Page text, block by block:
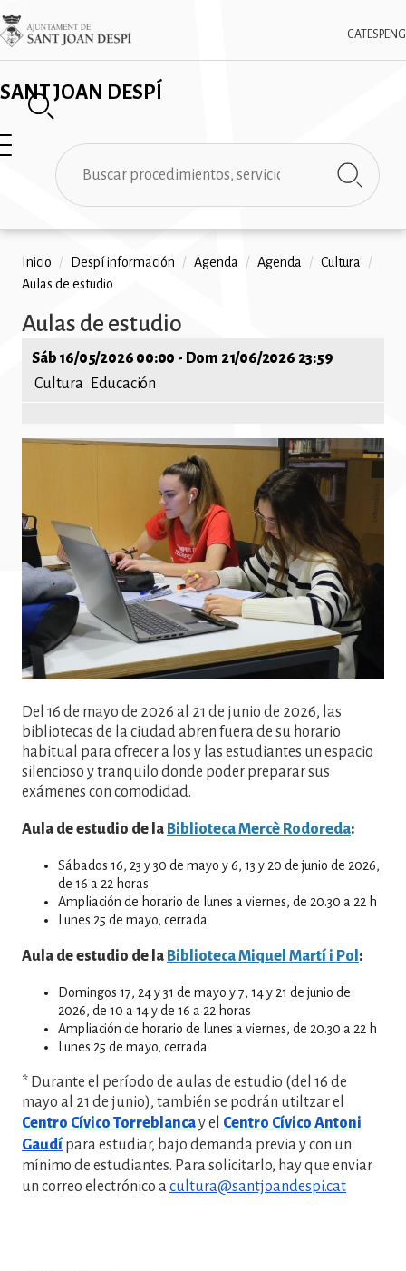
Pasar
al
contenido
SANT JOAN DESPÍ
CAT ESPENG
Imatge
✕
Buscar
Ruta
de
navegación
Inicio / Despí información / Agenda / Agenda / Cultura
/
Aulas de estudio
Aulas de estudio
Sáb 16/05/2026 00:00 - Dom 21/06/2026 23:59
Cultura
Educación
Del 16 de mayo de 2026 al 21 de junio de 2026, las
bibliotecas de la ciudad abren fuera de su horario
habitual para ofrecer a los y las estudiantes un espacio
silencioso y tranquilo donde poder preparar sus
exámenes con comodidad.
Aula de estudio de la Biblioteca Mercè Rodoreda:
Sábados 16, 23 y 30 de mayo y 6, 13 y 20 de junio de 2026,
de 16 a 22 horas
Ampliación de horario de lunes a viernes, de 20.30 a 22 h
Lunes 25 de mayo, cerrada
Aula de estudio de la Biblioteca Miquel Martí i Pol :
Domingos 17, 24 y 31 de mayo y 7, 14 y 21 de junio de
2026, de 10 a 14 y de 16 a 22 horas
Ampliación de horario de lunes a viernes, de 20.30 a 22 h
Lunes 25 de mayo, cerrada
* Durante el período de aulas de estudio (del 16 de
mayo al 21 de junio), también se podrán utiltzar el
Centro Cívico Torreblancay el Centro Cívico Antoni
Gaudí para estudiar, bajo demanda previa y con un
mínimo de estudiantes. Para solicitarlo, hay que enviar
un correo electrónico acultura@santjoandespi.cat
Imatge